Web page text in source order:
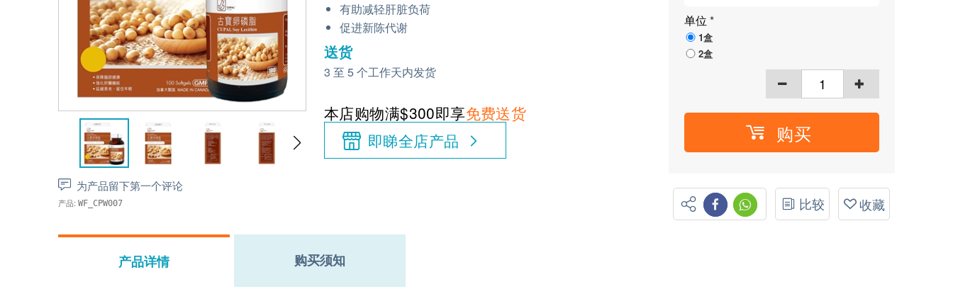
为产品留下第一个评论
产品: WF_CPW007
有助减轻肝脏负荷
促进新陈代谢
送货
3 至 5 个工作天内发货
本店购物满$300即享免费送货
即睇全店产品
单位*
1盒
2盒
购买
比较 收藏
产品详情 购买须知